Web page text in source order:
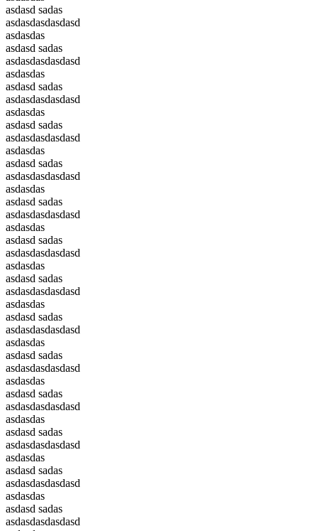
asdasd sadas
asdasdasdasdasd
asdasdas
asdasd sadas
asdasdasdasdasd
asdasdas
asdasd sadas
asdasdasdasdasd
asdasdas
asdasd sadas
asdasdasdasdasd
asdasdas
asdasd sadas
asdasdasdasdasd
asdasdas
asdasd sadas
asdasdasdasdasd
asdasdas
asdasd sadas
asdasdasdasdasd
asdasdas
asdasd sadas
asdasdasdasdasd
asdasdas
asdasd sadas
asdasdasdasdasd
asdasdas
asdasd sadas
asdasdasdasdasd
asdasdas
asdasd sadas
asdasdasdasdasd
asdasdas
asdasd sadas
asdasdasdasdasd
asdasdas
asdasd sadas
asdasdasdasdasd
asdasdas
asdasd sadas
asdasdasdasdasd